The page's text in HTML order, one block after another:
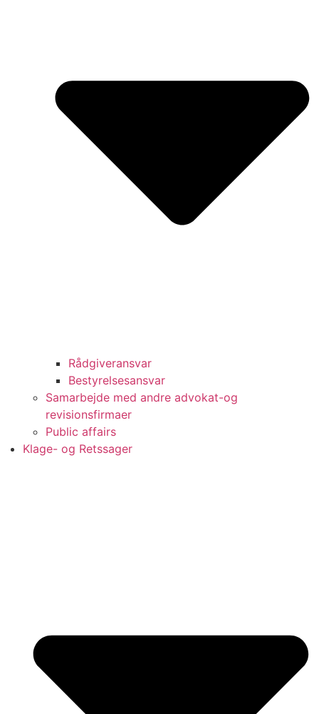
Rådgiveransvar
Bestyrelsesansvar
Samarbejde med andre advokat-og
revisionsfirmaer
Public affairs
Klage- og Retssager